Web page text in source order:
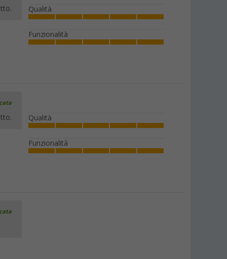
Qualità
Funzionalità
Qualità
Funzionalità